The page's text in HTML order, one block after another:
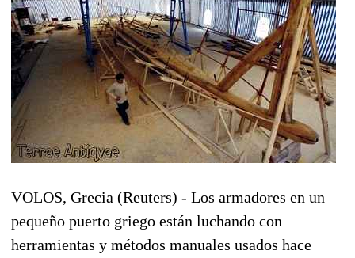
VOLOS, Grecia (Reuters) - Los armadores en un
pequeño puerto griego están luchando con
herramientas y métodos manuales usados hace